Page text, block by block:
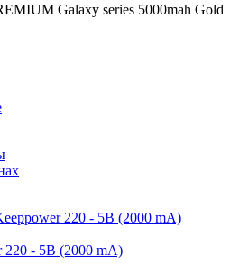
Galaxy series 5000mah Gold
220 - 5В (2000 mA)